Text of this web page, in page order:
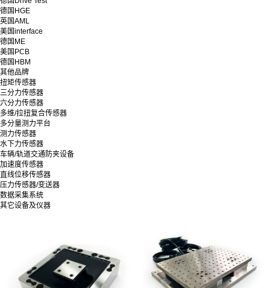
德国HGE
英国AML
美国interface
德国ME
美国PCB
德国HBM
其他品牌
扭矩传感器
三分力传感器
六分力传感器
多维/拉扭复合传感器
多分量测力平台
测力传感器
水下力传感器
车辆/轨道交通防夹设备
加速度传感器
直线位移传感器
压力传感器/变送器
数据采集系统
其它设备及仪器